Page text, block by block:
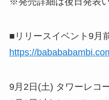
■リリースイベント9月
https://
9月2日(土) タワーレコ